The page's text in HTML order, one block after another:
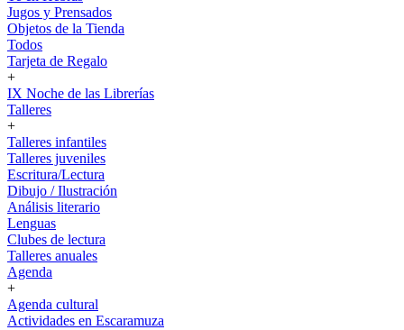
Jugos y Prensados
Objetos de la Tienda
Todos
Tarjeta de Regalo
+
IX Noche de las Librerías
Talleres
+
Talleres infantiles
Talleres juveniles
Escritura/Lectura
Dibujo / Ilustración
Análisis literario
Lenguas
Clubes de lectura
Talleres anuales
Agenda
+
Agenda cultural
Actividades en Escaramuza